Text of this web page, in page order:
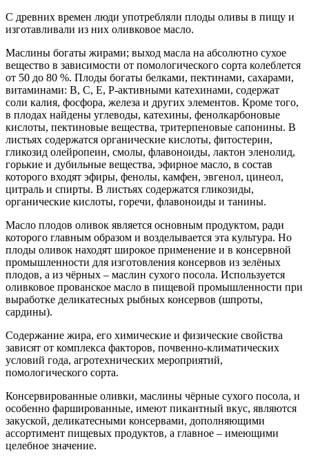
С древних времен люди употребляли плоды оливы в пищу и
изготавливали из них оливковое масло.
Маслины богаты жирами; выход масла на абсолютно сухое
вещество в зависимости от помологического сорта колеблется
от 50 до 80 %. Плоды богаты белками, пектинами, сахарами,
витаминами: В, С, Е, Р-активными катехинами, содержат
соли калия, фосфора, железа и других элементов. Кроме того,
в плодах найдены углеводы, катехины, фенолкарбоновые
кислоты, пектиновые вещества, тритерпеновые сапонины. В
листьях содержатся органические кислоты, фитостерин,
гликозид олейропеин, смолы, флавоноиды, лактон эленолид,
горькие и дубильные вещества, эфирное масло, в состав
которого входят эфиры, фенолы, камфен, эвгенол, цинеол,
цитраль и спирты. В листьях содержатся гликозиды,
органические кислоты, горечи, флавоноиды и танины.
Масло плодов оливок является основным продуктом, ради
которого главным образом и возделывается эта культура. Но
плоды оливок находят широкое применение и в консервной
промышленности для изготовления консервов из зелёных
плодов, а из чёрных – маслин сухого посола. Используется
оливковое прованское масло в пищевой промышленности при
выработке деликатесных рыбных консервов (шпроты,
сардины).
Содержание жира, его химические и физические свойства
зависят от комплекса факторов, почвенно-климатических
условий года, агротехнических мероприятий,
помологического сорта.
Консервированные оливки, маслины чёрные сухого посола, и
особенно фаршированные, имеют пикантный вкус, являются
закуской, деликатесными консервами, дополняющими
ассортимент пищевых продуктов, а главное – имеющими
целебное значение.